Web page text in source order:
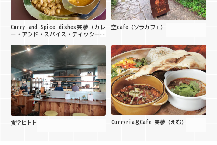
Curry and Spice dishes笑夢（カレ
ー・アンド・スパイス・ディッシーズ
空cafe（ソラカフェ）
食堂ヒトト Curryria＆Cafe 笑夢（えむ）